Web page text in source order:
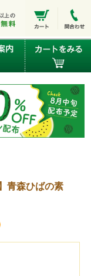
青森ひばの素